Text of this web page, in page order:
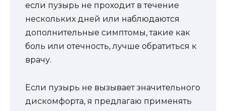
если пузырь не проходит в течение
нескольких дней или наблюдаются
дополнительные симптомы, такие как
боль или отечность, лучше обратиться к
врачу.
Если пузырь не вызывает значительного
дискомфорта, я предлагаю применять